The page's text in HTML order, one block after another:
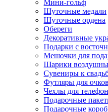
Мини-гольф
Шуточные медали
Шуточные ордена
Обереги
Декоративные
Подарки с
Мешочки для
Шарики
Сувениры к
Футляры для очков
Чехлы для
Подарочные
Подарочные